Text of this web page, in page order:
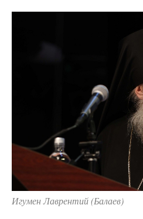
Игумен Лаврентий (Балаев)